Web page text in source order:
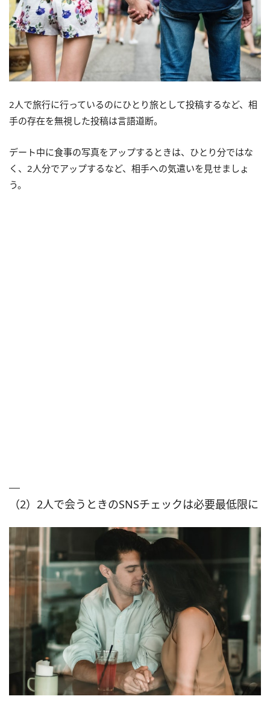
2人で旅行に行っているのにひとり旅として投稿するなど、相
手の存在を無視した投稿は言語道断。
デート中に食事の写真をアップするときは、ひとり分ではな
く、2人分でアップするなど、相手への気遣いを見せましょ
う。
（2）2人で会うときのSNSチェックは必要最低限に